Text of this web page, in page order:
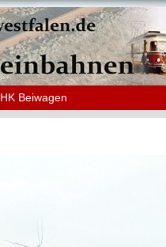
HK Beiwagen